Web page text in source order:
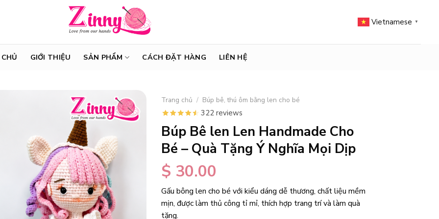
Vietnamese ▼
GIỚI THIỆU SẢN PHẨM CÁCH ĐẶT HÀNG LIÊN HỆ
Trang chủ / Búp bê, thú ôm bằng len cho bé
322 reviews
Búp Bê len Len Handmade Cho
Bé – Quà Tặng Ý Nghĩa Mọi Dịp
$ 30.00
Gấu bông len cho bé với kiểu dáng dễ thương, chất liệu mềm
mịn, được làm thủ công tỉ mỉ, thích hợp trang trí và làm quà
tặng.